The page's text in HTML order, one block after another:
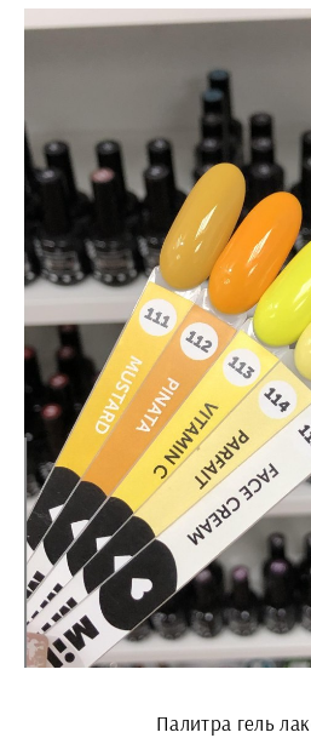
Палитра гель